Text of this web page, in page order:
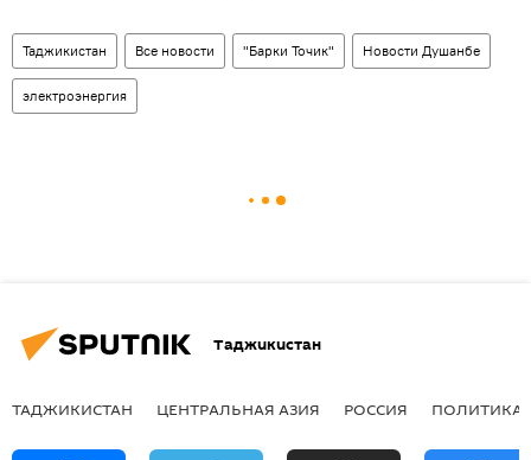
Таджикистан Все новости "Барки Точик" Новости Душанбе
электроэнергия
Таджикистан
ТАДЖИКИСТАН ЦЕНТРАЛЬНАЯ АЗИЯ РОССИЯ ПОЛИТИКА